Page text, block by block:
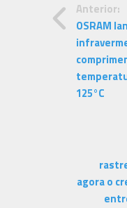
Anterior:
OSRAM
125°C
agora o